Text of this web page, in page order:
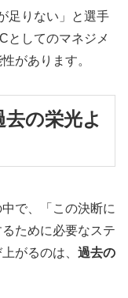
足りない」と選手
としてのマネジメ
があります。
の栄光よ
で、「この決断に
ために必要なステ
がるのは、 過去の